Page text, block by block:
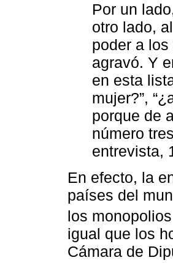
Por un
otro lado,
poder a
agravó. Y
en esta
mujer?”,
porque de
número
entrevista,
En efecto, la
países del
los
igual que los
Cámara de